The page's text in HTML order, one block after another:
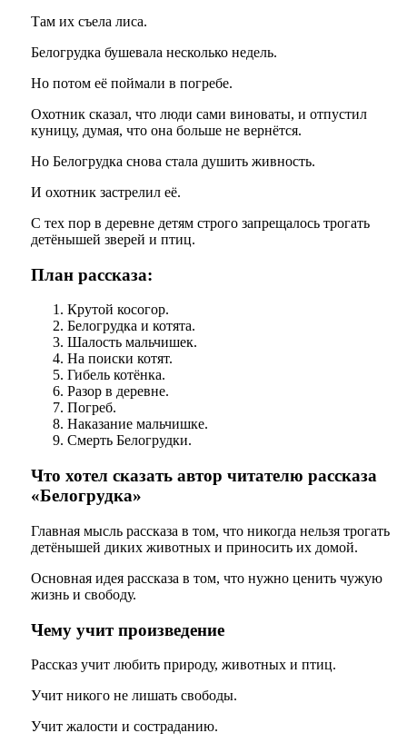
Там их съела лиса.
Белогрудка бушевала несколько недель.
Но потом её поймали в погребе.
Охотник сказал, что люди сами виноваты, и отпустил
куницу, думая, что она больше не вернётся.
Но Белогрудка снова стала душить живность.
И охотник застрелил её.
С тех пор в деревне детям строго запрещалось трогать
детёнышей зверей и птиц.
План рассказа:
Крутой косогор.
Белогрудка и котята.
Шалость мальчишек.
На поиски котят.
Гибель котёнка.
Разор в деревне.
Погреб.
Наказание мальчишке.
Смерть Белогрудки.
Что хотел сказать автор читателю рассказа
«Белогрудка»
Главная мысль рассказа в том, что никогда нельзя трогать
детёнышей диких животных и приносить их домой.
Основная идея рассказа в том, что нужно ценить чужую
жизнь и свободу.
Чему учит произведение
Рассказ учит любить природу, животных и птиц.
Учит никого не лишать свободы.
Учит жалости и состраданию.